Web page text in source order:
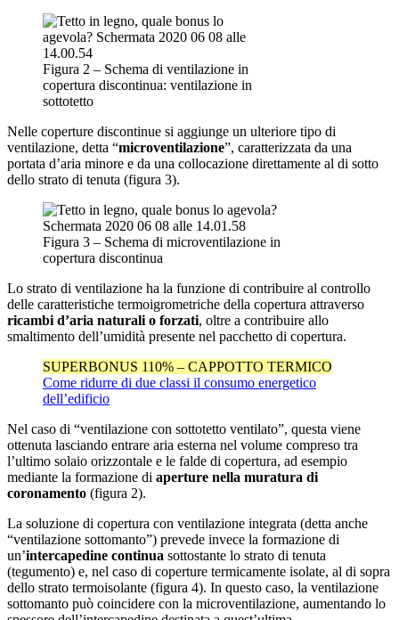
Figura 2 – Schema di ventilazione in
copertura discontinua: ventilazione in
sottotetto
Nelle coperture discontinue si aggiunge un ulteriore tipo di
ventilazione, detta “microventilazione”, caratterizzata da una
portata d’aria minore e da una collocazione direttamente al di sotto
dello strato di tenuta (figura 3).
Figura 3 – Schema di microventilazione in
copertura discontinua
Lo strato di ventilazione ha la funzione di contribuire al controllo
delle caratteristiche termoigrometriche della copertura attraverso
ricambi d’aria naturali o forzati, oltre a contribuire allo
smaltimento dell’umidità presente nel pacchetto di copertura.
SUPERBONUS 110% – CAPPOTTO TERMICO
Come ridurre di due classi il consumo energetico
dell’edificio
Nel caso di “ventilazione con sottotetto ventilato”, questa viene
ottenuta lasciando entrare aria esterna nel volume compreso tra
l’ultimo solaio orizzontale e le falde di copertura, ad esempio
mediante la formazione di aperture nella muratura di
coronamento (figura 2).
La soluzione di copertura con ventilazione integrata (detta anche
“ventilazione sottomanto”) prevede invece la formazione di
un’intercapedine continua sottostante lo strato di tenuta
(tegumento) e, nel caso di coperture termicamente isolate, al di sopra
dello strato termoisolante (figura 4). In questo caso, la ventilazione
sottomanto può coincidere con la microventilazione, aumentando lo